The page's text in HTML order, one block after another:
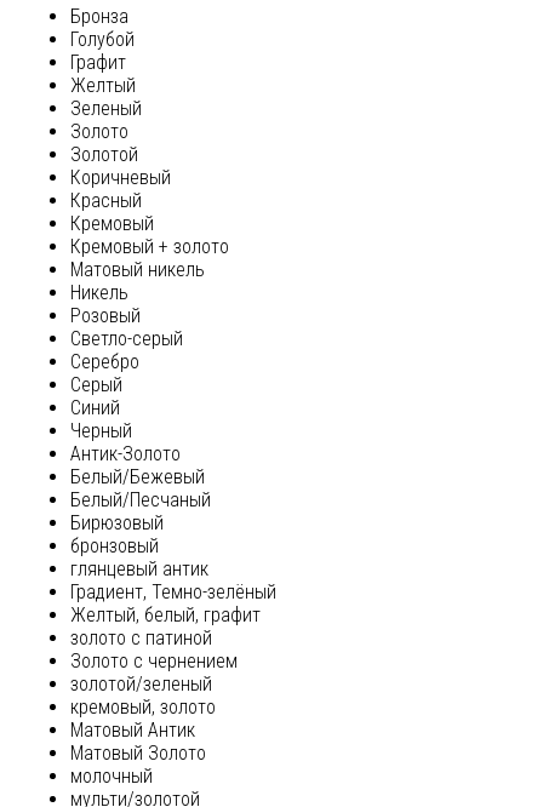
Бронза
Голубой
Графит
Желтый
Зеленый
Золото
Золотой
Коричневый
Красный
Кремовый
Кремовый + золото
Матовый никель
Никель
Розовый
Светло-серый
Серебро
Серый
Синий
Черный
Антик-Золото
Белый/Бежевый
Белый/Песчаный
Бирюзовый
бронзовый
глянцевый антик
Градиент, Темно-зелёный
Желтый, белый, графит
золото с патиной
Золото с чернением
золотой/зеленый
кремовый, золото
Матовый Антик
Матовый Золото
молочный
мульти/золотой